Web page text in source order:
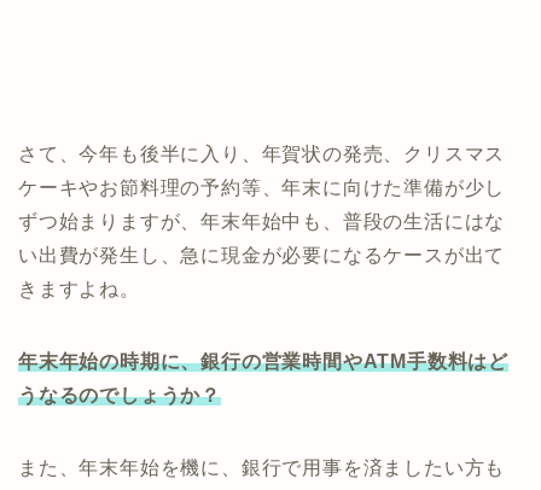
さて、今年も後半に入り、年賀状の発売、クリスマス
ケーキやお節料理の予約等、年末に向けた準備が少し
ずつ始まりますが、年末年始中も、普段の生活にはな
い出費が発生し、急に現金が必要になるケースが出て
きますよね。
年末年始の時期に、銀行の営業時間やATM手数料はど
うなるのでしょうか？
また、年末年始を機に、銀行で用事を済ましたい方も